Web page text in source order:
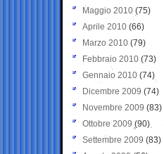
Maggio 2010 (75)
Aprile 2010 (66)
Marzo 2010 (79)
Febbraio 2010 (73)
Gennaio 2010 (74)
Dicembre 2009 (74)
Novembre 2009 (83)
Ottobre 2009 (90)
Settembre 2009 (83)